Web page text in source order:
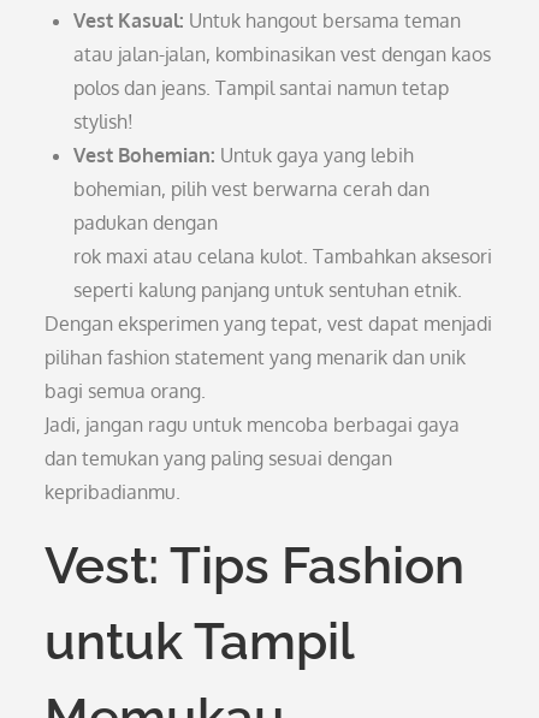
Vest Kasual: Untuk hangout bersama teman
atau jalan-jalan, kombinasikan vest dengan kaos
polos dan jeans. Tampil santai namun tetap
stylish!
Vest Bohemian: Untuk gaya yang lebih
bohemian, pilih vest berwarna cerah dan
padukan dengan
rok maxi atau celana kulot. Tambahkan aksesori
seperti kalung panjang untuk sentuhan etnik.
Dengan eksperimen yang tepat, vest dapat menjadi
pilihan fashion statement yang menarik dan unik
bagi semua orang.
Jadi, jangan ragu untuk mencoba berbagai gaya
dan temukan yang paling sesuai dengan
kepribadianmu.
Vest: Tips Fashion
untuk Tampil